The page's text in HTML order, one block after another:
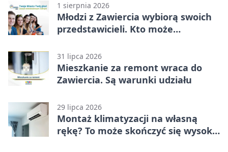
1 sierpnia 2026
Młodzi z Zawiercia wybiorą swoich
przedstawicieli. Kto może
31 lipca 2026
Mieszkanie za remont wraca do
Zawiercia. Są warunki udziału
29 lipca 2026
Montaż klimatyzacji na własną
rękę? To może skończyć się wysoką